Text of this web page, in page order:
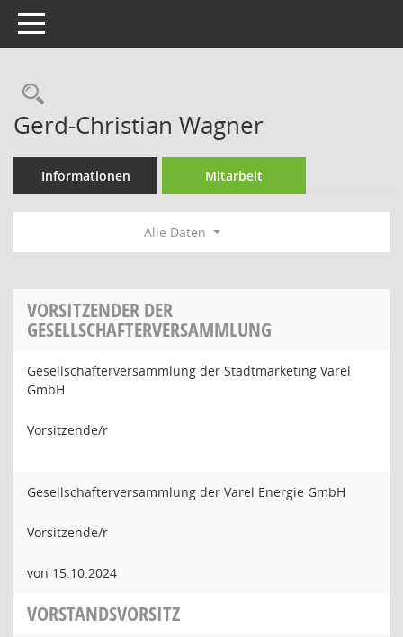
Toggle navigation
Rechercheauswahl
Gerd-Christian Wagner
Informationen Mitarbeit
Alle Daten
VORSITZENDER DER
GESELLSCHAFTERVERSAMMLUNG
Gesellschafterversammlung der Stadtmarketing Varel
GmbH
Vorsitzende/r
Gesellschafterversammlung der Varel Energie GmbH
Vorsitzende/r
von 15.10.2024
VORSTANDSVORSITZ